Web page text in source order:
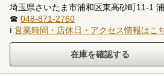
埼玉県さいたま市浦和区東高砂町11-1
☎ 048-871-2760
ℹ 営業時間・店休日・アクセス情報はこ